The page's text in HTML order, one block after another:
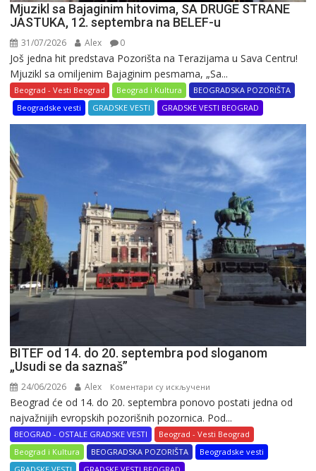
Mjuzikl sa Bajaginim hitovima, SA DRUGE STRANE
JASTUKA, 12. septembra na BELEF-u
31/07/2026 Alex 0
Još jedna hit predstava Pozorišta na Terazijama u Sava Centru!
Mjuzikl sa omiljenim Bajaginim pesmama, „Sa...
Beograd - Vesti Beograd Beograd i Kultura
BEOGRADSKA POZORIŠTA
Beogradske vesti
GRADSKE VESTI GRADSKE VESTI BEOGRAD
BITEF od 14. do 20. septembra pod sloganom
„Usudi se da saznaš”
24/06/2026 Alex Коментари су искључени
BITEF
od
14.
do
20.
Beograd će od 14. do 20. septembra ponovo postati jedna od
najvažnijih evropskih pozorišnih pozornica. Pod...
BEOGRAD - OSTALE GRADSKE VESTI
Beograd - Vesti Beograd
Beograd i Kultura
BEOGRADSKA POZORIŠTA
Beogradske vesti